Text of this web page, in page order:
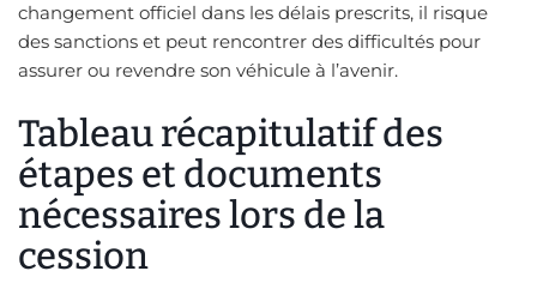
changement officiel dans les délais prescrits, il risque
des sanctions et peut rencontrer des difficultés pour
assurer ou revendre son véhicule à l’avenir.
Tableau récapitulatif des
étapes et documents
nécessaires lors de la
cession